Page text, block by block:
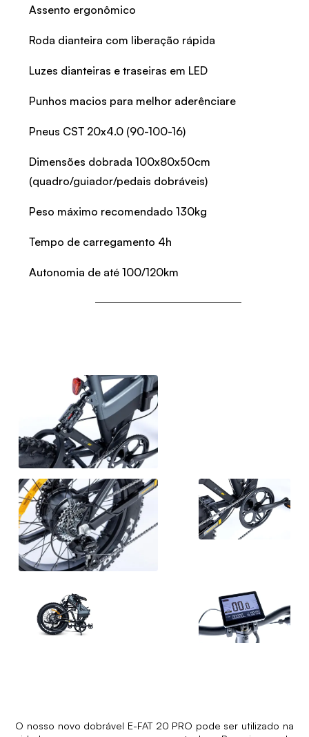
Assento ergonômico
Roda dianteira com liberação rápida
Luzes dianteiras e traseiras em LED
Punhos macios para melhor aderênciare
Pneus CST 20x4.0 (90-100-16)
Dimensões dobrada 100x80x50cm
(quadro/guiador/pedais dobráveis)
Peso máximo recomendado 130kg
Tempo de carregamento 4h
Autonomia de até 100/120km
O nosso novo dobrável E-FAT 20 PRO pode ser utilizado na